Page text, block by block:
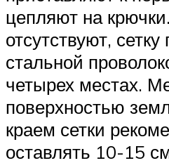
цепляют на
отсутствуют,
стальной
четырех местах.
поверхностью
краем сетки
оставлять 10-15